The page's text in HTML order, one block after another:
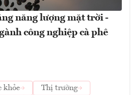
năng lượng mặt trời -
công nghiệp cà phê
khỏe
Thị trường